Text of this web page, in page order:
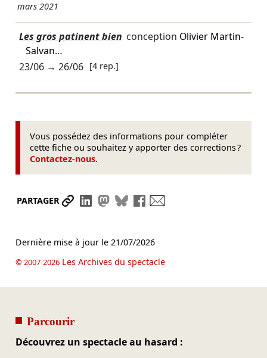
mars 2021
Les gros patinent bien conception Olivier Martin-
Salvan…
23/06→ 26/06 [4 rep.]
Vous possédez des informations pour compléter
cette fiche ou souhaitez y apporter des corrections ?
Contactez-nous.
PARTAGER Partager le lien
Partager sur LinkedIn
Partager sur Mastodon
Partager sur Bluesky
Partager sur Facebook
Dernière mise à jour le 21/07/2026
© 2007-2026Les Archives du spectacle
Parcourir
Découvrez un spectacle au hasard :